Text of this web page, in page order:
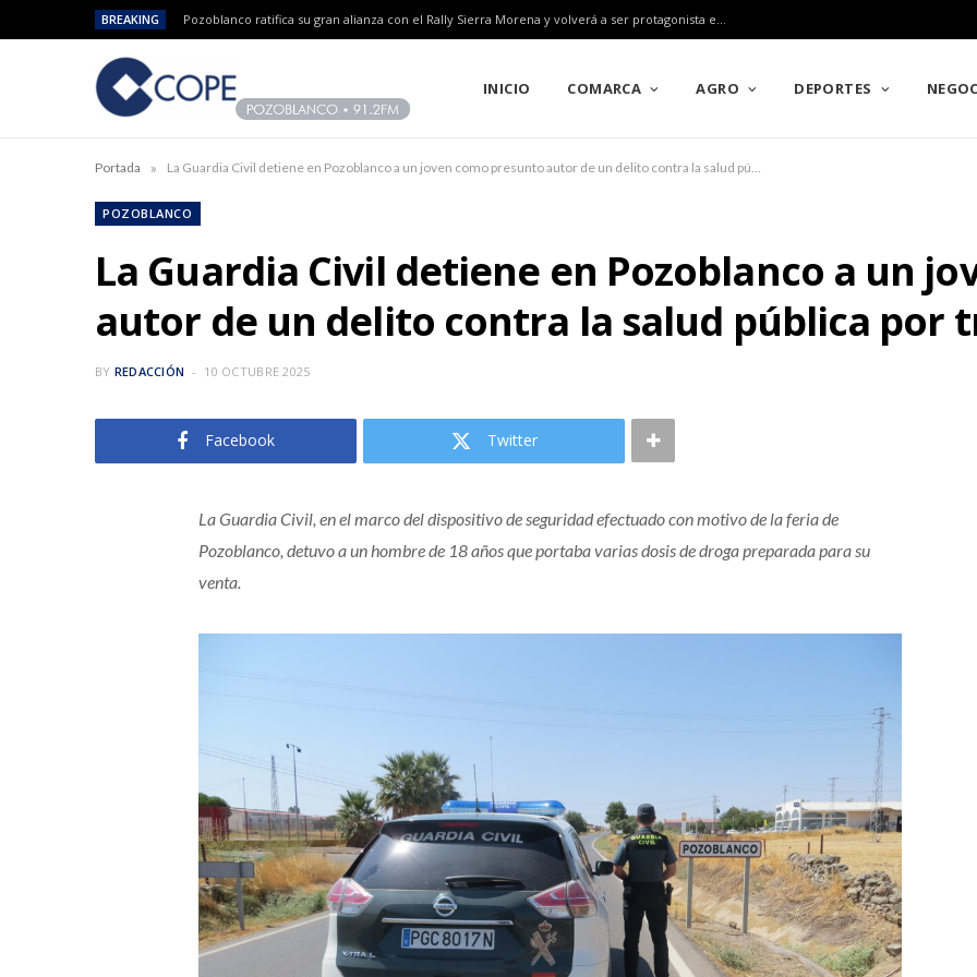
BREAKING Pozoblanco ratifica su gran alianza con el Rally Sierra Morena y volverá a ser protagonista en el Campeonato de Europa en 2027
INICIO COMARCA AGRO DEPORTES
Portada »
POZOBLANCO
La Guardia Civil detiene en Pozoblanco a un
autor de un delito contra la salud pública por
BY REDACCIÓN 10 OCTUBRE 2025
Facebook Twitter
La Guardia Civil, en el marco del dispositivo de seguridad efectuado con motivo de la feria de
Pozoblanco, detuvo a un hombre de 18 años que portaba varias dosis de droga preparada para su
venta.